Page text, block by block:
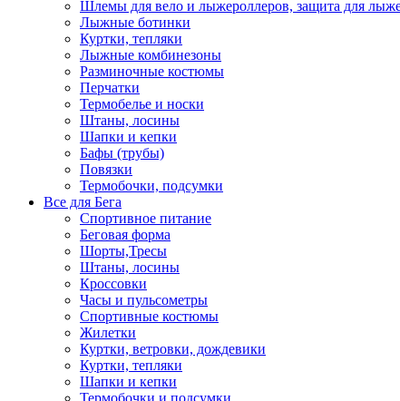
Шлемы для вело и лыжероллеров, защита для
Лыжные ботинки
Куртки, тепляки
Лыжные комбинезоны
Разминочные костюмы
Перчатки
Термобелье и носки
Штаны, лосины
Шапки и кепки
Бафы (трубы)
Повязки
Термобочки, подсумки
Все для Бега
Спортивное питание
Беговая форма
Шорты,Тресы
Штаны, лосины
Кроссовки
Часы и пульсометры
Спортивные костюмы
Жилетки
Куртки, ветровки, дождевики
Куртки, тепляки
Шапки и кепки
Термобочки и подсумки